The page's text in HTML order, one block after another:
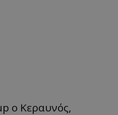
ο Κεραυνός,